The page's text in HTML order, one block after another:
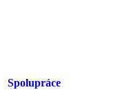
Spolupráce